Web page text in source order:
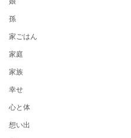
孫
家ごはん
家庭
家族
幸せ
心と体
想い出